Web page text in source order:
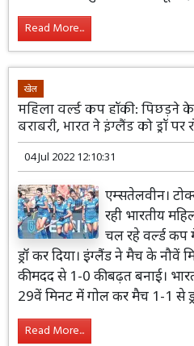
Read More...
खेल
महिला वर्ल्ड कप हॉकी: पिछड़ने
बराबरी, भारत ने इंग्लैंड को ड्रॉ पर
04 Jul 2022 12:10:31
एम्सतेलवीन।
रही भारतीय
चल रहे वर्ल्ड
ड्रॉ कर दिया। इंग्लैंड ने मैच के नौवें
की मदद से 1-0 की बढ़त बनाई।
29वें मिनट में गोल कर मैच 1-1 से
Read More...